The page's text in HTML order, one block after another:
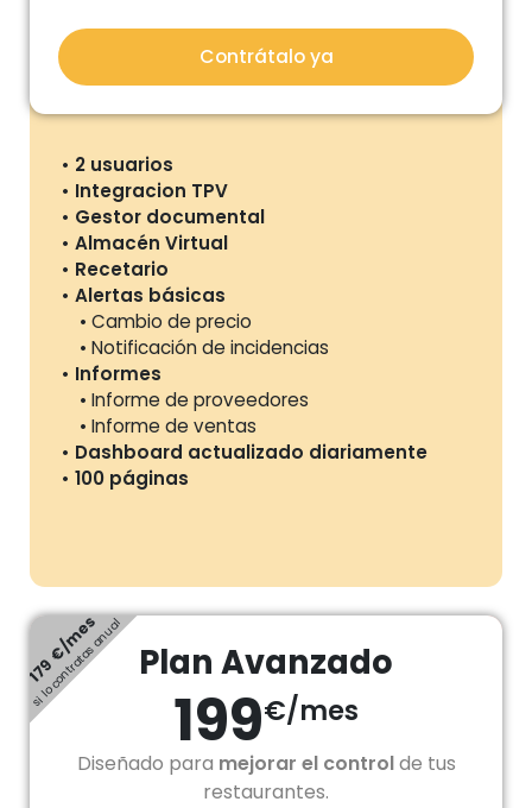
Contrátalo ya
2 usuarios
Integracion TPV
Gestor documental
Almacén Virtual
Recetario
Alertas básicas
Cambio de precio
Notificación de incidencias
Informes
Informe de proveedores
Informe de ventas
Dashboard actualizado diariamente
100 páginas
179 €/mes
si lo contratas anual Plan Avanzado
199€/mes
Diseñado para mejorar el controlde tus
restaurantes.